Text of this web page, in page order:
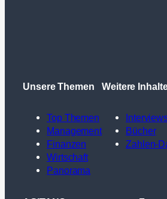
Unsere Themen
Top Themen
Management
Finanzen
Wirtschaft
Panorama
Weitere
Bücher
Zahlen-